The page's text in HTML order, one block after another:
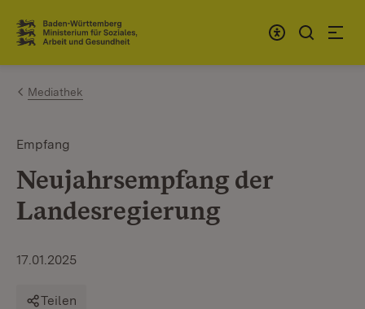
Zum Inhalt springen
Link zur Startseite
Mediathek
Empfang
Neujahrsempfang der
Landesregierung
17.01.2025
Teilen